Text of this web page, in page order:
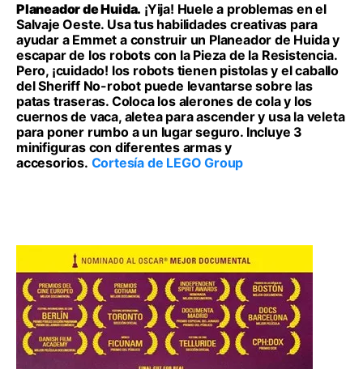
Planeador de Huida. ¡Yija! Huele a problemas en el
Salvaje Oeste. Usa tus habilidades creativas para
ayudar a Emmet a construir un Planeador de Huida y
escapar de los robots con la Pieza de la Resistencia.
Pero, ¡cuidado! los robots tienen pistolas y el caballo
del Sheriff No-robot puede levantarse sobre las
patas traseras. Coloca los alerones de cola y los
cuernos de vaca, aletea para ascender y usa la veleta
para poner rumbo a un lugar seguro. Incluye 3
minifiguras con diferentes armas y
accesorios. Cortesía de LEGO Group